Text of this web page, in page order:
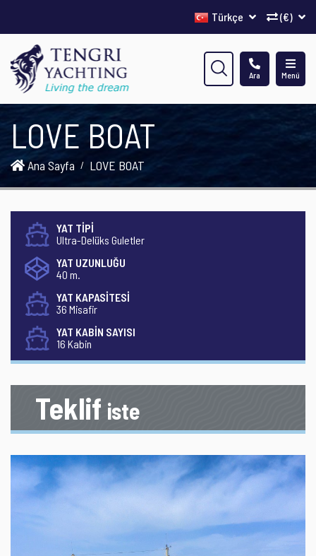
(€)
Türkçe
Menü
Ara
LOVE BOAT
Ana Sayfa LOVE BOAT
YAT TİPİ
Ultra-Delüks Guletler
YAT UZUNLUĞU
40 m.
YAT KAPASİTESİ
36 Misafir
YAT KABİN SAYISI
16 Kabin
Teklif iste